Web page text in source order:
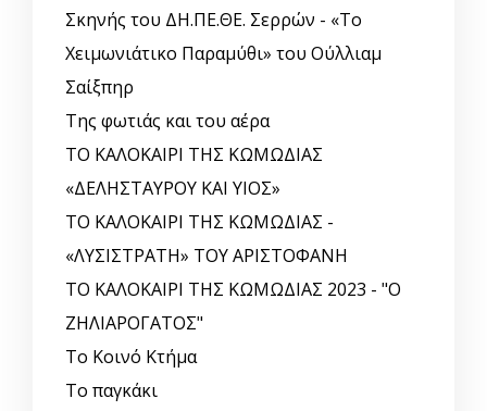
Σκηνής του ΔΗ.ΠΕ.ΘΕ. Σερρών - «Το
Χειμωνιάτικο Παραμύθι» του Ούλλιαμ
Σαίξπηρ
Της φωτιάς και του αέρα
ΤΟ ΚΑΛΟΚΑΙΡΙ ΤΗΣ ΚΩΜΩΔΙΑΣ
«ΔΕΛΗΣΤΑΥΡΟΥ ΚΑΙ ΥΙΟΣ»
ΤΟ ΚΑΛΟΚΑΙΡΙ ΤΗΣ ΚΩΜΩΔΙΑΣ -
«ΛΥΣΙΣΤΡΑΤΗ» ΤΟΥ ΑΡΙΣΤΟΦΑΝΗ
ΤΟ ΚΑΛΟΚΑΙΡΙ ΤΗΣ ΚΩΜΩΔΙΑΣ 2023 - "Ο
ΖΗΛΙΑΡΟΓΑΤΟΣ"
Το Κοινό Κτήμα
Το παγκάκι